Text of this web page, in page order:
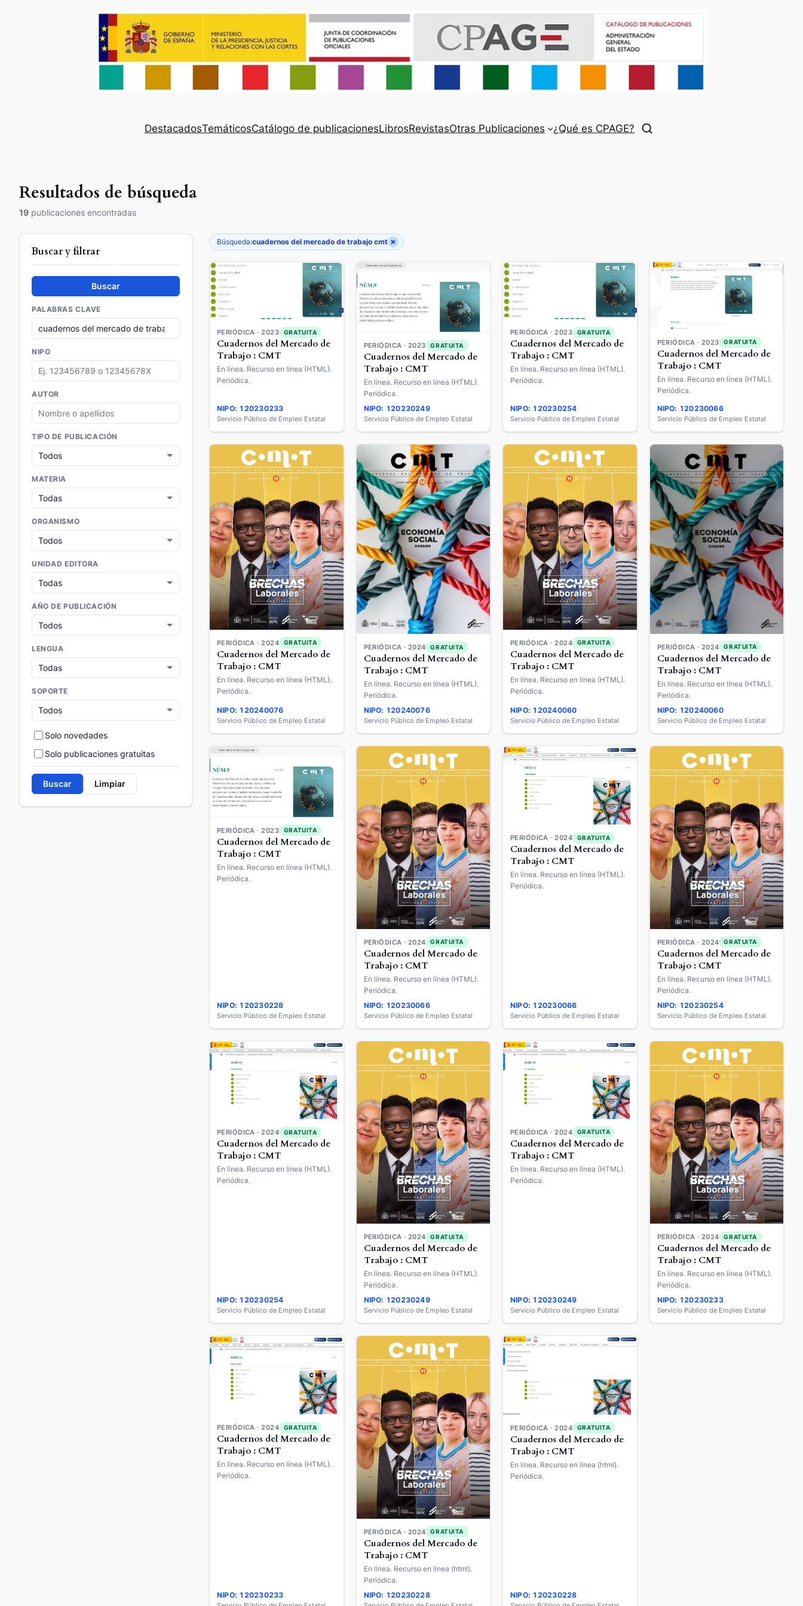
DestacadosTemáticosCatálogo de publicacionesLibrosRevistasOtras Publicaciones ¿Qué es CPAGE?
Resultados de búsqueda
19 publicaciones encontradas
Buscar y filtrar
Buscar
PALABRAS CLAVE
NIPO
AUTOR
TIPO DE PUBLICACIÓN
MATERIA
ORGANISMO
UNIDAD EDITORA
AÑO DE PUBLICACIÓN
LENGUA
SOPORTE
Solo novedades
Solo publicaciones gratuitas
Buscar Limpiar
Búsqueda:cuadernos del mercado de trabajo cmt ×
PERIÓDICA · 2023 GRATUITA
Cuadernos del Mercado de
Trabajo : CMT
En línea. Recurso en línea (HTML).
Periódica.
NIPO: 120230233
Servicio Público de Empleo Estatal
PERIÓDICA · 2023 GRATUITA
Cuadernos del Mercado de
Trabajo : CMT
En línea. Recurso en línea (HTML).
Periódica.
NIPO: 120230249
Servicio Público de Empleo Estatal
PERIÓDICA · 2023 GRATUITA
Cuadernos del Mercado de
Trabajo : CMT
En línea. Recurso en línea (HTML).
Periódica.
NIPO: 120230254
Servicio Público de Empleo Estatal
PERIÓDICA · 2023 GRATUITA
Cuadernos del Mercado de
Trabajo : CMT
En línea. Recurso en línea (HTML).
Periódica.
NIPO: 120230066
Servicio Público de Empleo Estatal
PERIÓDICA · 2024 GRATUITA
Cuadernos del Mercado de
Trabajo : CMT
En línea. Recurso en línea (HTML).
Periódica.
NIPO: 120240076
Servicio Público de Empleo Estatal
PERIÓDICA · 2024 GRATUITA
Cuadernos del Mercado de
Trabajo : CMT
En línea. Recurso en línea (HTML).
Periódica.
NIPO: 120240076
Servicio Público de Empleo Estatal
PERIÓDICA · 2024 GRATUITA
Cuadernos del Mercado de
Trabajo : CMT
En línea. Recurso en línea (HTML).
Periódica.
NIPO: 120240060
Servicio Público de Empleo Estatal
PERIÓDICA · 2024 GRATUITA
Cuadernos del Mercado de
Trabajo : CMT
En línea. Recurso en línea (HTML).
Periódica.
NIPO: 120240060
Servicio Público de Empleo Estatal
PERIÓDICA · 2023 GRATUITA
Cuadernos del Mercado de
Trabajo : CMT
En línea. Recurso en línea (HTML).
Periódica.
NIPO: 120230228
Servicio Público de Empleo Estatal
PERIÓDICA · 2024 GRATUITA
Cuadernos del Mercado de
Trabajo : CMT
En línea. Recurso en línea (HTML).
Periódica.
NIPO: 120230066
Servicio Público de Empleo Estatal
PERIÓDICA · 2024 GRATUITA
Cuadernos del Mercado de
Trabajo : CMT
En línea. Recurso en línea (HTML).
Periódica.
NIPO: 120230066
Servicio Público de Empleo Estatal
PERIÓDICA · 2024 GRATUITA
Cuadernos del Mercado de
Trabajo : CMT
En línea. Recurso en línea (HTML).
Periódica.
NIPO: 120230254
Servicio Público de Empleo Estatal
PERIÓDICA · 2024 GRATUITA
Cuadernos del Mercado de
Trabajo : CMT
En línea. Recurso en línea (HTML).
Periódica.
NIPO: 120230254
Servicio Público de Empleo Estatal
PERIÓDICA · 2024 GRATUITA
Cuadernos del Mercado de
Trabajo : CMT
En línea. Recurso en línea (HTML).
Periódica.
NIPO: 120230249
Servicio Público de Empleo Estatal
PERIÓDICA · 2024 GRATUITA
Cuadernos del Mercado de
Trabajo : CMT
En línea. Recurso en línea (HTML).
Periódica.
NIPO: 120230249
Servicio Público de Empleo Estatal
PERIÓDICA · 2024 GRATUITA
Cuadernos del Mercado de
Trabajo : CMT
En línea. Recurso en línea (HTML).
Periódica.
NIPO: 120230233
Servicio Público de Empleo Estatal
PERIÓDICA · 2024 GRATUITA
Cuadernos del Mercado de
Trabajo : CMT
En línea. Recurso en línea (HTML).
Periódica.
NIPO: 120230233
PERIÓDICA · 2024 GRATUITA
Cuadernos del Mercado de
Trabajo : CMT
En línea. Recurso en línea (html).
Periódica.
NIPO: 120230228
PERIÓDICA · 2024 GRATUITA
Cuadernos del Mercado de
Trabajo : CMT
En línea. Recurso en línea (html).
Periódica.
NIPO: 120230228